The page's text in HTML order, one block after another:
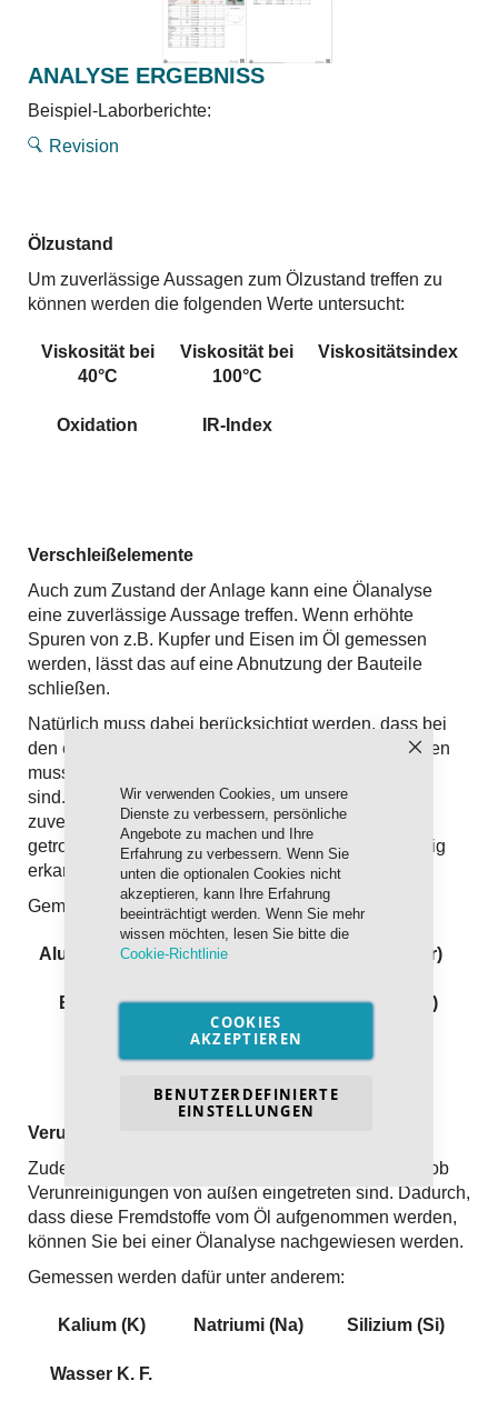
Wir verwenden Cookies, um unsere
Dienste zu verbessern, persönliche
Angebote zu machen und Ihre
Erfahrung zu verbessern. Wenn Sie
unten die optionalen Cookies nicht
akzeptieren, kann Ihre Erfahrung
beeinträchtigt werden. Wenn Sie mehr
wissen möchten, lesen Sie bitte die
Cookie-Richtlinie
COOKIES
AKZEPTIEREN
BENUTZERDEFINIERTE
EINSTELLUNGEN
ANALYSE ERGEBNISS
Beispiel-Laborberichte:
Revision
Ölzustand
Um zuverlässige Aussagen zum Ölzustand treffen zu
können werden die folgenden Werte untersucht:
Viskosität bei
40°C
Viskosität bei
100°C
Viskositätsindex
Oxidation IR-Index
Verschleißelemente
Auch zum Zustand der Anlage kann eine Ölanalyse
eine zuverlässige Aussage treffen. Wenn erhöhte
Spuren von z.B. Kupfer und Eisen im Öl gemessen
werden, lässt das auf eine Abnutzung der Bauteile
schließen.
Natürlich muss dabei berücksichtigt werden, dass bei
den ersten Stunden die Anlage erste einmal einlaufen
muss und in dieser Phase diese Werte noch erhöht
sind. Allerdings können schon bald danach
zuverlässige Aussagen zum Zustand der Anlage
getroffen werden und damit große Schäden frühzeitig
erkannt werden.
Gemessen werden unter anderem Spuren von:
Aluminium (Al) Blei (Pb) Chrom (Cr)
Eisen (Fe) Kupfer (Cu) Nickel (Ni)
Verunreinigung
Zudem wird mit Hilfe der Ölprobe auch festgestellt, ob
Verunreinigungen von außen eingetreten sind. Dadurch,
dass diese Fremdstoffe vom Öl aufgenommen werden,
können Sie bei einer Ölanalyse nachgewiesen werden.
Gemessen werden dafür unter anderem:
Kalium (K) Natriumi (Na) Silizium (Si)
Wasser K. F.